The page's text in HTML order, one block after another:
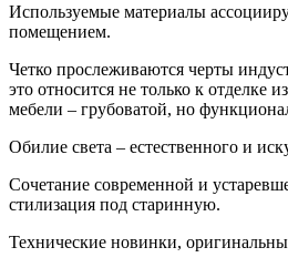
Используемые материалы
помещением.
Четко прослеживаются черты
это относится не только к отделке
мебели – грубоватой, но
Обилие света – естественного и
Сочетание современной и
стилизация под старинную.
Технические новинки,